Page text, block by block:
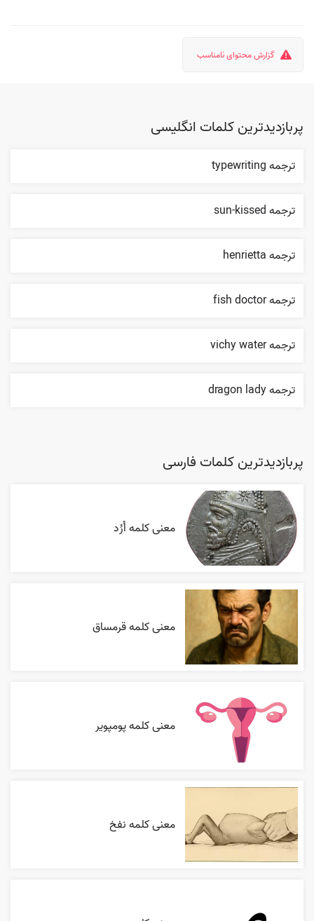
گزارش محتوای نامناسب
پربازدیدترین کلمات انگلیسی
ترجمه typewriting
ترجمه sun-kissed
ترجمه henrietta
ترجمه fish doctor
ترجمه vichy water
ترجمه dragon lady
پربازدیدترین کلمات فارسی
معنی کلمه اُرُد
معنی کلمه قرمساق
معنی کلمه پومپویر
معنی کلمه نفخ